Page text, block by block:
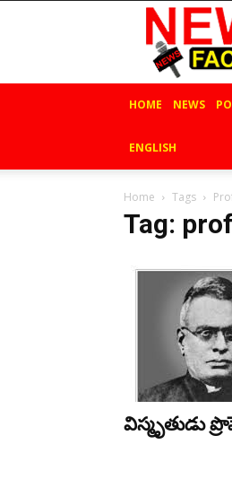
HOME NEWS
ENGLISH
Home Tags
Tag:
విస్మృతుడు